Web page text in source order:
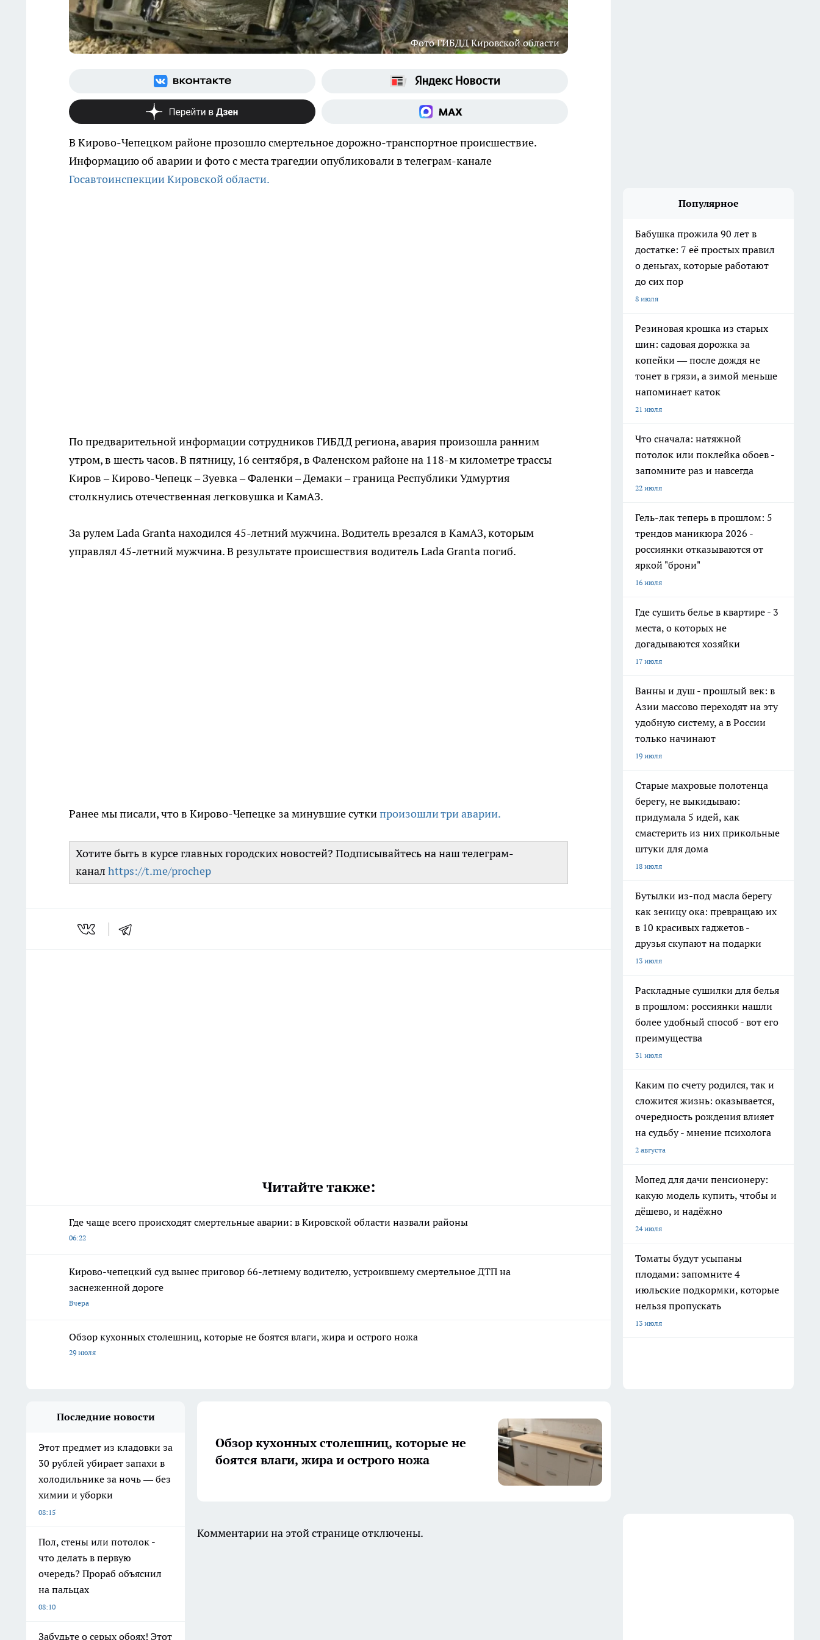
Фото ГИБДД Кировской области
В Кирово-Чепецком районе прозошло смертельное дорожно-транспортное происшествие.
Информацию об аварии и фото с места трагедии опубликовали в телеграм-канале
Госавтоинспекции Кировской области.
По предварительной информации сотрудников ГИБДД региона, авария произошла ранним
утром, в шесть часов. В пятницу, 16 сентября, в Фаленском районе на 118-м километре трассы
Киров – Кирово-Чепецк – Зуевка – Фаленки – Демаки – граница Республики Удмуртия
столкнулись отечественная легковушка и КамАЗ.
За рулем Lada Granta находился 45-летний мужчина. Водитель врезался в КамАЗ, которым
управлял 45-летний мужчина. В результате происшествия водитель Lada Granta погиб.
Ранее мы писали, что в Кирово-Чепецке за минувшие суткипроизошли три аварии.
Хотите быть в курсе главных городских новостей? Подписывайтесь на наш телеграм-
канал https://t.me/prochep
Читайте также:
Где чаще всего происходят смертельные аварии: в Кировской области назвали районы
06:22
Кирово-чепецкий суд вынес приговор 66-летнему водителю, устроившему смертельное ДТП на
заснеженной дороге
Вчера
Обзор кухонных столешниц, которые не боятся влаги, жира и острого ножа
29 июля
Популярное
Бабушка прожила 90 лет в
достатке: 7 её простых правил
о деньгах, которые работают
до сих пор
8 июля
Резиновая крошка из старых
шин: садовая дорожка за
копейки — после дождя не
тонет в грязи, а зимой меньше
напоминает каток
21 июля
Что сначала: натяжной
потолок или поклейка обоев -
запомните раз и навсегда
22 июля
Гель-лак теперь в прошлом: 5
трендов маникюра 2026 -
россиянки отказываются от
яркой "брони"
16 июля
Где сушить белье в квартире - 3
места, о которых не
догадываются хозяйки
17 июля
Ванны и душ - прошлый век: в
Азии массово переходят на эту
удобную систему, а в России
только начинают
19 июля
Старые махровые полотенца
берегу, не выкидываю:
придумала 5 идей, как
смастерить из них прикольные
штуки для дома
18 июля
Бутылки из-под масла берегу
как зеницу ока: превращаю их
в 10 красивых гаджетов -
друзья скупают на подарки
13 июля
Раскладные сушилки для белья
в прошлом: россиянки нашли
более удобный способ - вот его
преимущества
31 июля
Каким по счету родился, так и
сложится жизнь: оказывается,
очередность рождения влияет
на судьбу - мнение психолога
2 августа
Мопед для дачи пенсионеру:
какую модель купить, чтобы и
дёшево, и надёжно
24 июля
Томаты будут усыпаны
плодами: запомните 4
июльские подкормки, которые
нельзя пропускать
13 июля
Последние новости
Этот предмет из кладовки за
30 рублей убирает запахи в
холодильнике за ночь — без
химии и уборки
08:15
Пол, стены или потолок -
что делать в первую
очередь? Прораб объяснил
на пальцах
08:10
Забудьте о серых обоях! Этот
Обзор кухонных столешниц, которые не
боятся влаги, жира и острого ножа
Комментарии на этой странице отключены.